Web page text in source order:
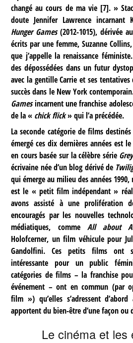
changé au cours de ma vie[7]. »
doute Jennifer Lawrence incarnant
Hunger Games(2012-1015), dérivée
écrits par une femme, Suzanne
que j’appelle la renaissance
des dépossédées dans un futur
avec la gentille Carrie et ses
succès dans le New York
Gamesincarnent une franchise
de la « chick flick» qui l’a précédée.
La seconde catégorie de films
émergé ces dix dernières années est
en cours basée sur la célèbre série Grey
écrivaine née d’un blog dérivé de
qui émerge au milieu des années
est le « petit film indépendant »
avons assisté à une
encouragés par les nouvelles
médiatiques, comme All about
Holofcerner, un film véhicule pour
Gandolfini. Ces petits films ont
intéressante pour un public
catégories de films – la franchise
événement – ont en commun (par
film ») qu’elles s’adressent
apportent du bien-être d’une façon ou
Le cinéma et les